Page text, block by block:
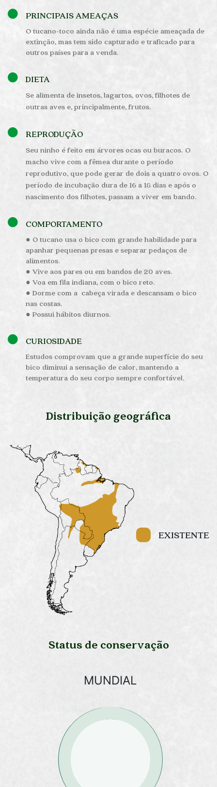
PRINCIPAIS AMEAÇAS
O tucano-toco ainda não é uma espécie ameaçada de
extinção, mas tem sido capturado e traficado para
outros países para a venda.
DIETA
Se alimenta de insetos, lagartos, ovos, filhotes de
outras aves e, principalmente, frutos.
REPRODUÇÃO
Seu ninho é feito em árvores ocas ou buracos. O
macho vive com a fêmea durante o período
reprodutivo, que pode gerar de dois a quatro ovos. O
período de incubação dura de 16 a 18 dias e após o
nascimento dos filhotes, passam a viver em bando.
COMPORTAMENTO
● O tucano usa o bico com grande habilidade para
apanhar pequenas presas e separar pedaços de
alimentos.
● Vive aos pares ou em bandos de 20 aves.
● Voa em fila indiana, com o bico reto.
● Dorme com a cabeça virada e descansam o bico
nas costas.
● Possui hábitos diurnos.
CURIOSIDADE
Estudos comprovam que a grande superfície do seu
bico diminui a sensação de calor, mantendo a
temperatura do seu corpo sempre confortável.
Distribuição geográfica
EXISTENTE
Status de conservação
MUNDIAL